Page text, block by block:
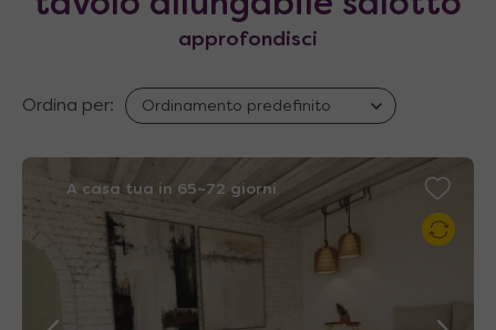
approfondisci
Ordina per:
A casa tua in 65~72 giorni